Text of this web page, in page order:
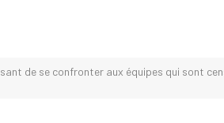
de se confronter aux équipes qui sont